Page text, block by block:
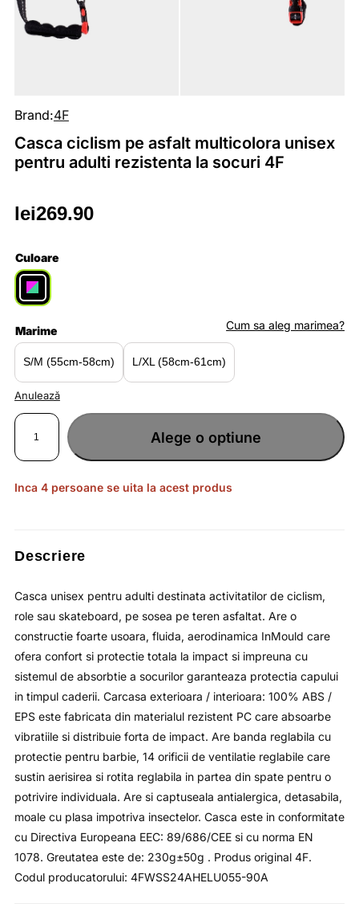
Brand:4F
Casca ciclism pe asfalt multicolora unisex
pentru adulti rezistenta la socuri 4F
lei269.90
Culoare
Marime
S/M (55cm-58cm) L/XL (58cm-61cm)
Anulează
Cum sa aleg marimea?
Cantitate
ciclism
asfalt
multicolora
pentru
adulti
Alege o optiune
Inca 4 persoane se uita la acest produs
Descriere
Casca unisex pentru adulti destinata activitatilor de ciclism,
role sau skateboard, pe sosea pe teren asfaltat. Are o
constructie foarte usoara, fluida, aerodinamica InMould care
ofera confort si protectie totala la impact si impreuna cu
sistemul de absorbtie a socurilor garanteaza protectia capului
in timpul caderii. Carcasa exterioara / interioara: 100% ABS /
EPS este fabricata din materialul rezistent PC care absoarbe
vibratiile si distribuie forta de impact. Are banda reglabila cu
protectie pentru barbie, 14 orificii de ventilatie reglabile care
sustin aerisirea si rotita reglabila in partea din spate pentru o
potrivire individuala. Are si captuseala antialergica, detasabila,
moale cu plasa impotriva insectelor. Casca este in conformitate
cu Directiva Europeana EEC: 89/686/CEE si cu norma EN
1078. Greutatea este de: 230g±50g . Produs original 4F.
Codul producatorului: 4FWSS24AHELU055-90A